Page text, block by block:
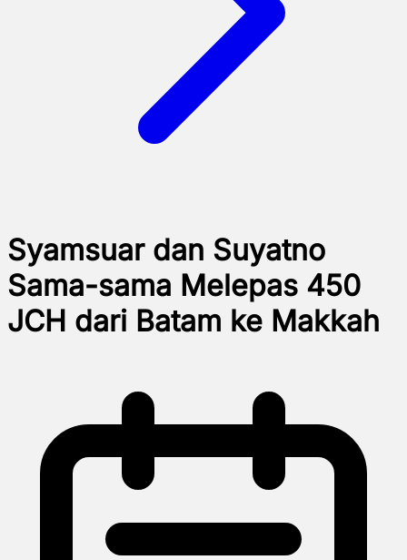
Syamsuar dan Suyatno
Sama-sama Melepas 450
JCH dari Batam ke Makkah